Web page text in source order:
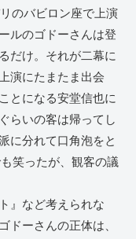
のバビロン座で上演
ルのゴドーさんは登
だけ。それが二幕に
演にたまたま出会
とになる安堂信也に
らいの客は帰ってし
に分れて口角泡をと
笑ったが、観客の議
』など考えられな
ドーさんの正体は、